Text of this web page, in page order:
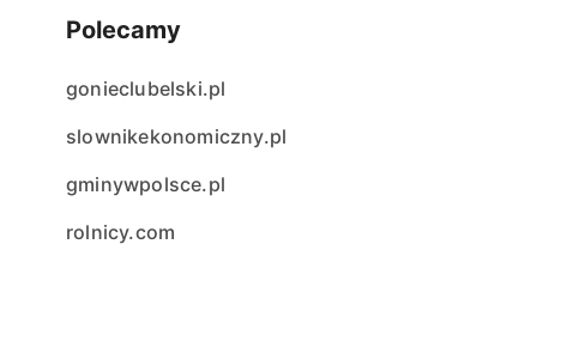
Polecamy
gonieclubelski.pl
slownikekonomiczny.pl
gminywpolsce.pl
rolnicy.com